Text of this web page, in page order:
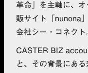
革命」を主軸に、
販サイト「nunona
会社シー・コネクト
CASTER BIZ
と、その背景にあ